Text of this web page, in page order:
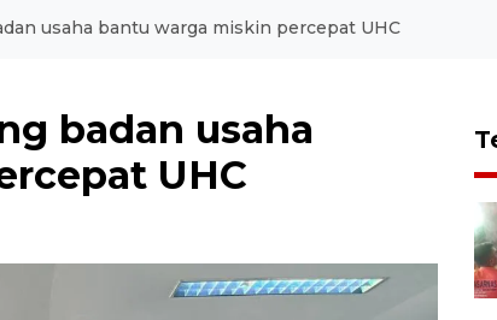
usaha bantu warga miskin percepat UHC
badan usaha
UHC